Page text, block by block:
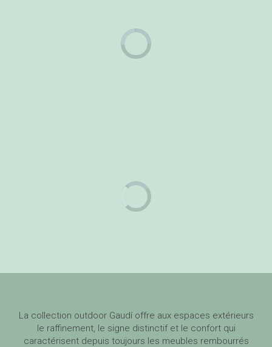
La collection outdoor Gaudí offre aux espaces extérieurs
le raffinement, le signe distinctif et le confort qui
caractérisent depuis toujours les meubles rembourrés